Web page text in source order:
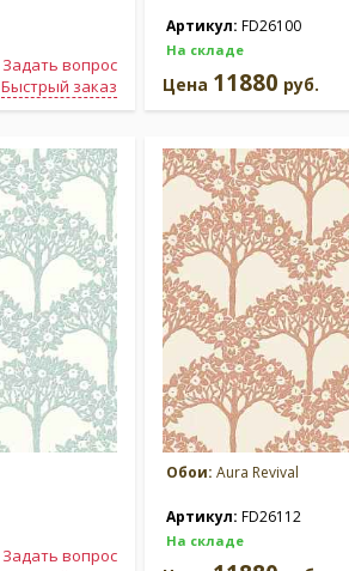
Задать вопрос
Быстрый заказ
Артикул: FD26100
На складе
Цена 11880 руб.
Задать вопрос
Обои: Aura Revival
Артикул: FD26112
На складе